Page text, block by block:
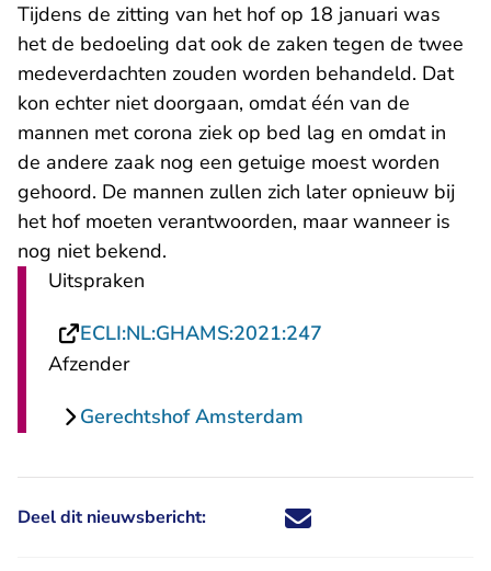
Tijdens de zitting van het hof op 18 januari was
het de bedoeling dat ook de zaken tegen de twee
medeverdachten zouden worden behandeld. Dat
kon echter niet doorgaan, omdat één van de
mannen met corona ziek op bed lag en omdat in
de andere zaak nog een getuige moest worden
gehoord. De mannen zullen zich later opnieuw bij
het hof moeten verantwoorden, maar wanneer is
nog niet bekend.
Uitspraken
ECLI:NL:GHAMS:2021:247
Afzender
Gerechtshof Amsterdam
Deel dit nieuwsbericht: Deel dit nieuwsbericht via X -
Deel dit nieuwsbericht via
Deel dit nieuwsbericht
Deel dit